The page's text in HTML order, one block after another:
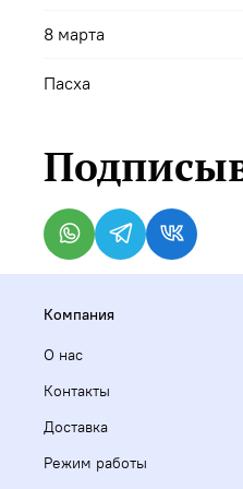
8 марта
Пасха
Компания
О нас
Контакты
Доставка
Режим работы